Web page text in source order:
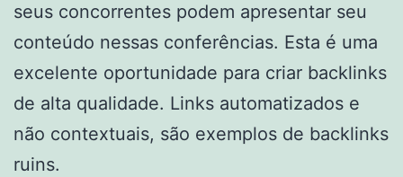
seus concorrentes podem apresentar seu
conteúdo nessas conferências. Esta é uma
excelente oportunidade para criar backlinks
de alta qualidade. Links automatizados e
não contextuais, são exemplos de backlinks
ruins.